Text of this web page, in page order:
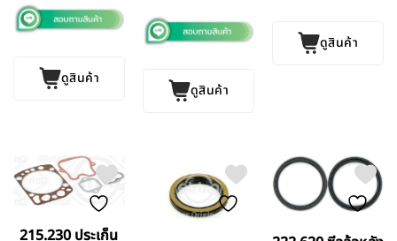
ดูสินค้า
ELRING
GERMANY แท้
ดูสินค้า
ดูสินค้า
215.230 ประเก็น